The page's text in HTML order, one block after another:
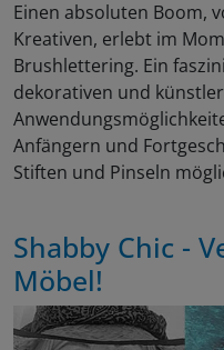
Einen absoluten Boom,
Kreativen, erlebt im
Brushlettering. Ein
dekorativen und
Anfängern und
Stiften und Pinseln
Shabby Chic -
Möbel!